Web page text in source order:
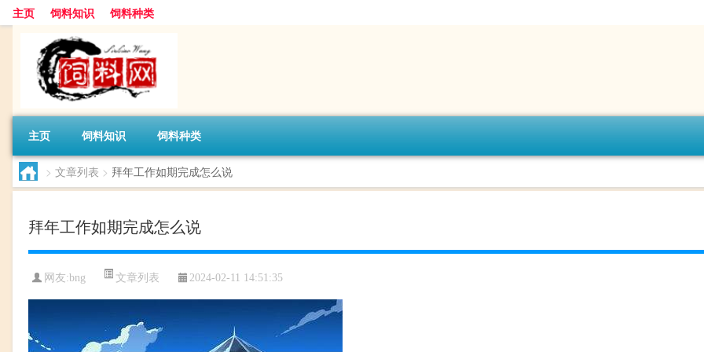
主页 饲料知识 饲料种类
主页 饲料知识 饲料种类
> 文章列表 > 拜年工作如期完成怎么说
拜年工作如期完成怎么说
网友:bng 文章列表 2024-02-11 14:51:35